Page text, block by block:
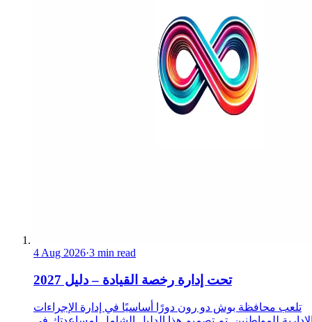
4 Aug 2026·3 min read
تحت إدارة رخصة القيادة – دليل 2027
تلعب محافظة بوش دو رون دورًا أساسيًا في إدارة الإجراءات